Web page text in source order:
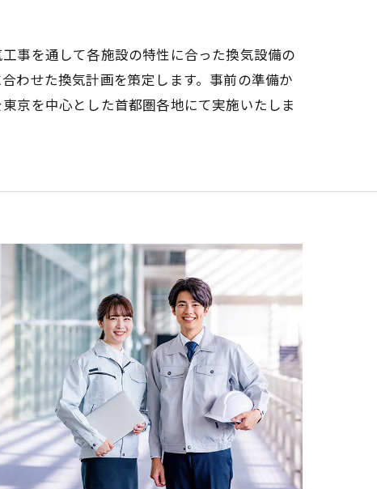
事を通して各施設の特性に合った換気設備の
わせた換気計画を策定します。事前の準備か
京を中心とした首都圏各地にて実施いたしま